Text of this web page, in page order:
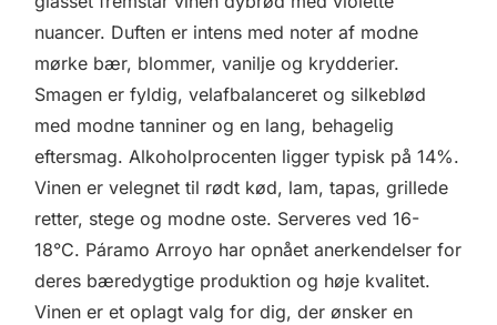
nuancer. Duften er intens med noter af modne
mørke bær, blommer, vanilje og krydderier.
Smagen er fyldig, velafbalanceret og silkeblød
med modne tanniner og en lang, behagelig
eftersmag. Alkoholprocenten ligger typisk på 14%.
Vinen er velegnet til rødt kød, lam, tapas, grillede
retter, stege og modne oste. Serveres ved 16-
18°C. Páramo Arroyo har opnået anerkendelser for
deres bæredygtige produktion og høje kvalitet.
Vinen er et oplagt valg for dig, der ønsker en